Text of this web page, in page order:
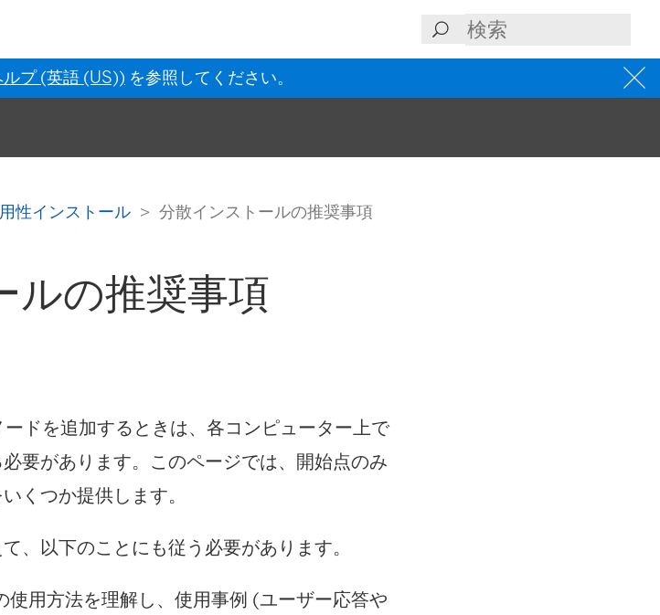
ルプ (英語 (US)) を参照してください。
性インストール 分散インストールの推奨事項
ルの推奨事項
ドを追加するときは、各コンピューター上で
要があります。このページでは、開始点のみ
くつか提供します。
、以下のことにも従う必要があります。
使用方法を理解し、使用事例 (ユーザー応答や